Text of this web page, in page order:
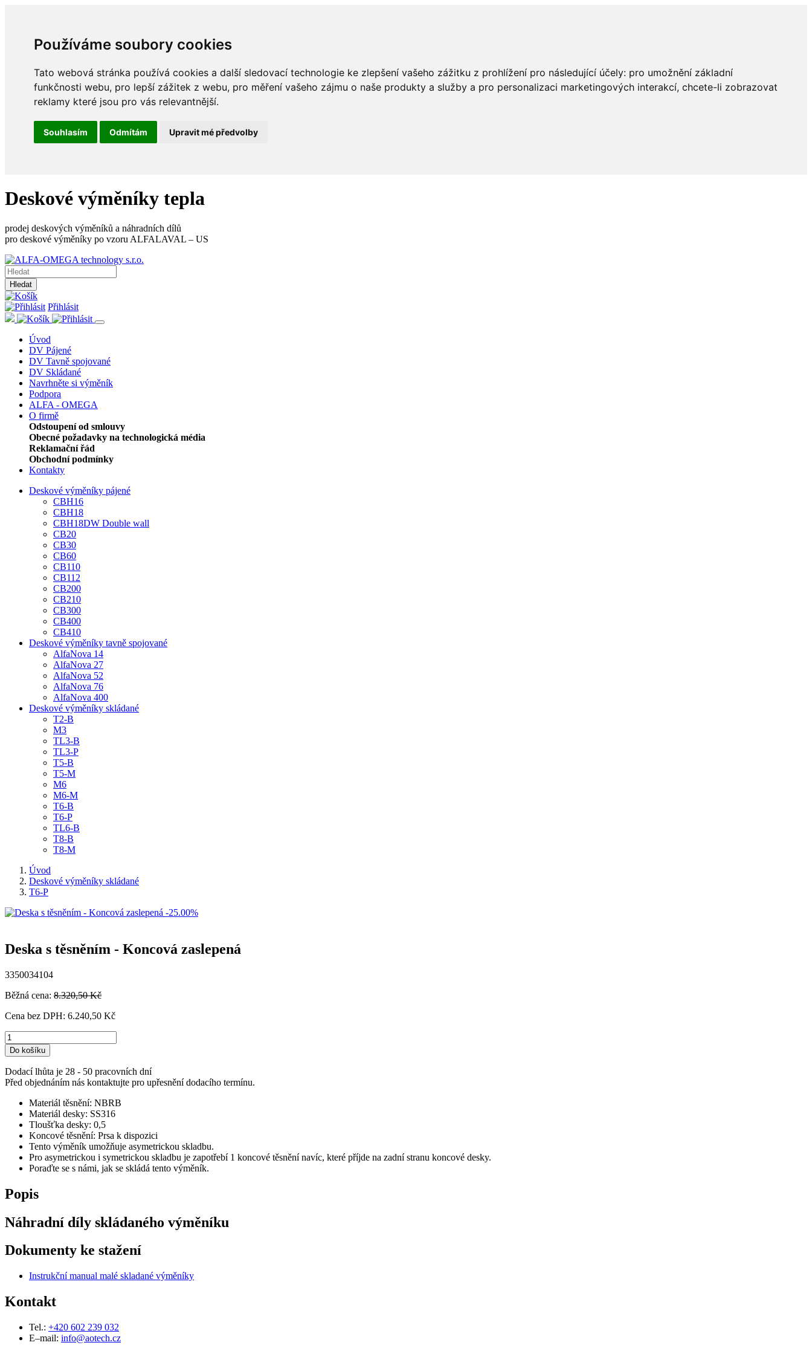
Používáme soubory cookies
Tato webová stránka používá cookies a další sledovací technologie ke zlepšení vašeho zážitku z prohlížení pro následující účely: pro umožnění základní
funkčnosti webu, pro lepší zážitek z webu, pro měření vašeho zájmu o naše produkty a služby a pro personalizaci marketingových interakcí, chcete-li zobrazovat
reklamy které jsou pro vás relevantnější.
Souhlasím Odmítám Upravit mé předvolby
Deskové výměníky tepla
prodej deskových výměníků a náhradních dílů
pro deskové výměníky po vzoru ALFALAVAL – US
Hledat
Přihlásit
Úvod
DV Pájené
DV Tavně spojované
DV Skládané
Navrhněte si výměník
Podpora
ALFA - OMEGA
O firmě
Odstoupení od smlouvy
Obecné požadavky na technologická média
Reklamační řád
Obchodní podmínky
Kontakty
Deskové výměníky pájené
CBH16
CBH18
CBH18DW Double wall
CB20
CB30
CB60
CB110
CB112
CB200
CB210
CB300
CB400
CB410
Deskové výměníky tavně spojované
AlfaNova 14
AlfaNova 27
AlfaNova 52
AlfaNova 76
AlfaNova 400
Deskové výměníky skládané
T2-B
M3
TL3-B
TL3-P
T5-B
T5-M
M6
M6-M
T6-B
T6-P
TL6-B
T8-B
T8-M
Úvod
Deskové výměníky skládané
T6-P
-25.00%
Deska s těsněním - Koncová zaslepená
3350034104
Běžná cena: 8.320,50 Kč
Cena bez DPH: 6.240,50 Kč
Do košíku
Dodací lhůta je 28 - 50 pracovních dní
Před objednáním nás kontaktujte pro upřesnění dodacího termínu.
Materiál těsnění: NBRB
Materiál desky: SS316
Tloušťka desky: 0,5
Koncové těsnění: Prsa k dispozici
Tento výměník umožňuje asymetrickou skladbu.
Pro asymetrickou i symetrickou skladbu je zapotřebí 1 koncové těsnění navíc, které příjde na zadní stranu koncové desky.
Poraďte se s námi, jak se skládá tento výměník.
Popis
Náhradní díly skládaného výměníku
Dokumenty ke stažení
Instrukční manual malé skladané výměníky
Kontakt
Tel.: +420 602 239 032
E–mail: info@aotech.cz